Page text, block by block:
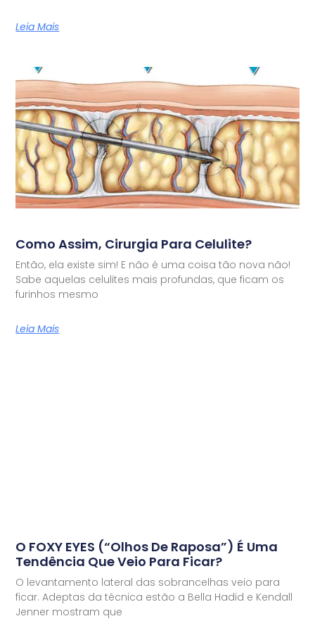
Leia Mais
Como Assim, Cirurgia Para Celulite?
Então, ela existe sim! E não é uma coisa tão nova não!
Sabe aquelas celulites mais profundas, que ficam os
furinhos mesmo
Leia Mais
O FOXY EYES (“olhos De Raposa”) É Uma
Tendência Que Veio Para Ficar?
O levantamento lateral das sobrancelhas veio para
ficar. Adeptas da técnica estão a Bella Hadid e Kendall
Jenner mostram que